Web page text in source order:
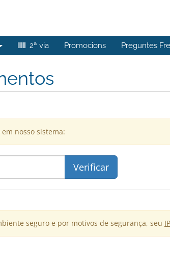
2ª via Promocions Preguntes
nosso sistema:
seguro e por motivos de segurança, seu